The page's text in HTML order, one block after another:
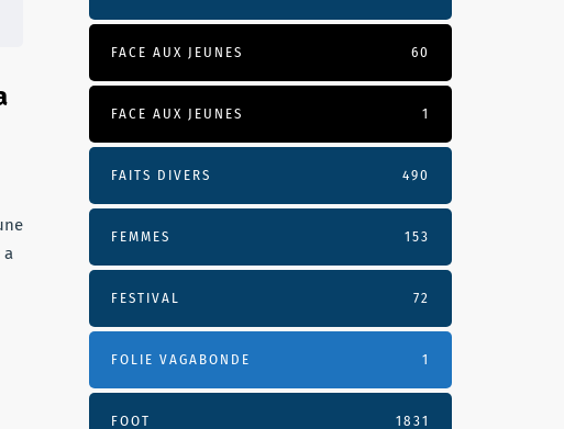
a
FACE AUX JEUNES 60
FACE AUX JEUNES 1
FAITS DIVERS 490
FEMMES 153
FESTIVAL 72
FOLIE VAGABONDE 1
FOOT 1831